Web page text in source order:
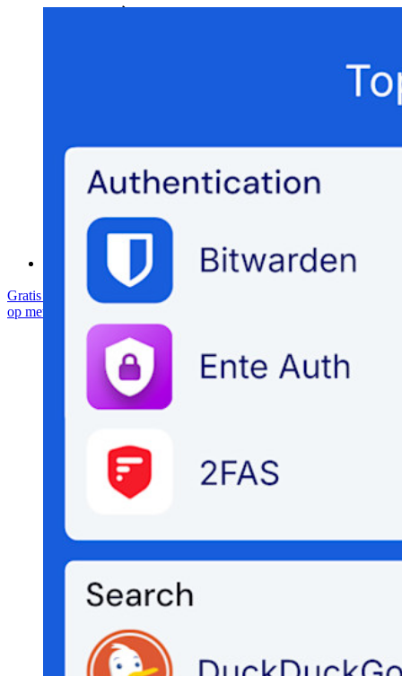
Helpcentrum
Cursussen
Communityforum
Gratis starten Gratis starten Neem contact op met Sales
op met Sales